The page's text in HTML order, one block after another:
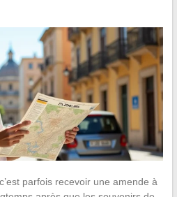
parfois recevoir une amende à